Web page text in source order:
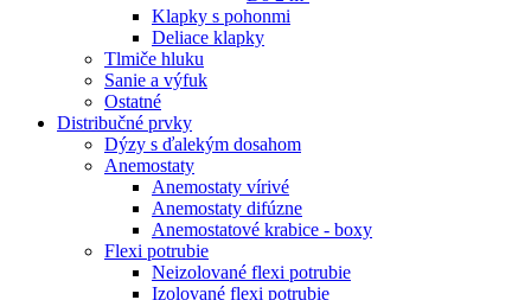
Klapky s pohonmi
Deliace klapky
Tlmiče hluku
Sanie a výfuk
Ostatné
Distribučné prvky
Dýzy s ďalekým dosahom
Anemostaty
Anemostaty vírivé
Anemostaty difúzne
Anemostatové krabice - boxy
Flexi potrubie
Neizolované flexi potrubie
Izolované flexi potrubie